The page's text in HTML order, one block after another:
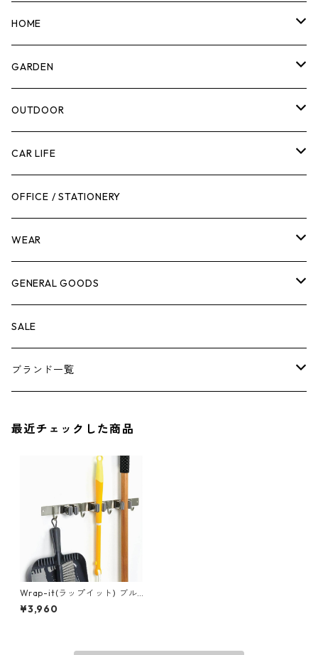
マーカー
計測機器
腰袋・ツールホルスター
工具箱
作業台
脚立
ケミカル
その他
HOME
5ガロンバケツ
キッチン
日用品
ボディケア
GARDEN
剪定ばさみ
ガーデンツール
ガーデンチェア
キャビネット・ツールハンガー
冬季用品
その他
OUTDOOR
スツール
バンジーバンド
ストレージボックス
クーラーボックス
ナイフ
CAR LIFE
メンテナンスグッズ
車内グッズ
車外グッズ
芳香剤
OFFICE / STATIONERY
WEAR
トップス
ボトムス
アンダーウェア
バッグ
GENERAL GOODS
ウォレット
エアーフレッシュナー
SALE
ブランド一覧
BORA
最近チェックした商品
Wrap-it(ラップイット) ブル
ームバー ほうきホルダー＆フ
ック 500-BB-34SS
¥3,960